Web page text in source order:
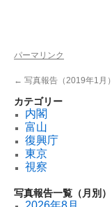
パーマリンク
← 写真報告（2019年1月）
カテゴリー
内閣
富山
復興庁
東京
視察
写真報告一覧（月別）